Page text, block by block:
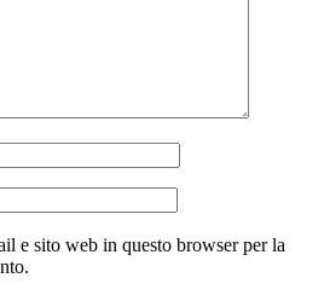
e sito web in questo browser per la